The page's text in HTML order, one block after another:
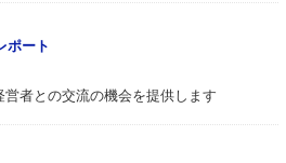
ポート
者との交流の機会を提供します